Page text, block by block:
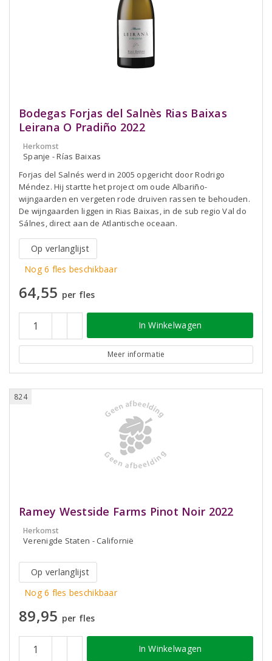
Bodegas Forjas del Salnès Rias Baixas
Leirana O Pradiño 2022
Herkomst
Spanje - Rías Baixas
Forjas del Salnés werd in 2005 opgericht door Rodrigo
Méndez. Hij startte het project om oude Albariño-
wijngaarden en vergeten rode druiven rassen te behouden.
De wijngaarden liggen in Rias Baixas, in de sub regio Val do
Sálnes, direct aan de Atlantische oceaan.
Op verlanglijst
Nog 6 fles beschikbaar
64,55 per fles
In Winkelwagen
Meer informatie
824
Ramey Westside Farms Pinot Noir 2022
Herkomst
Verenigde Staten - Californië
Op verlanglijst
Nog 6 fles beschikbaar
89,95 per fles
In Winkelwagen